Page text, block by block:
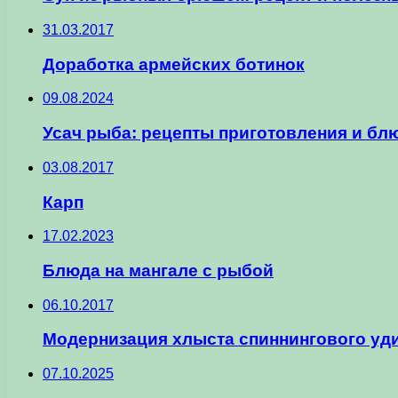
31.03.2017
Доработка армейских ботинок
09.08.2024
Усач рыба: рецепты приготовления и
03.08.2017
Карп
17.02.2023
Блюда на мангале с рыбой
06.10.2017
Модернизация хлыста спиннингового
07.10.2025